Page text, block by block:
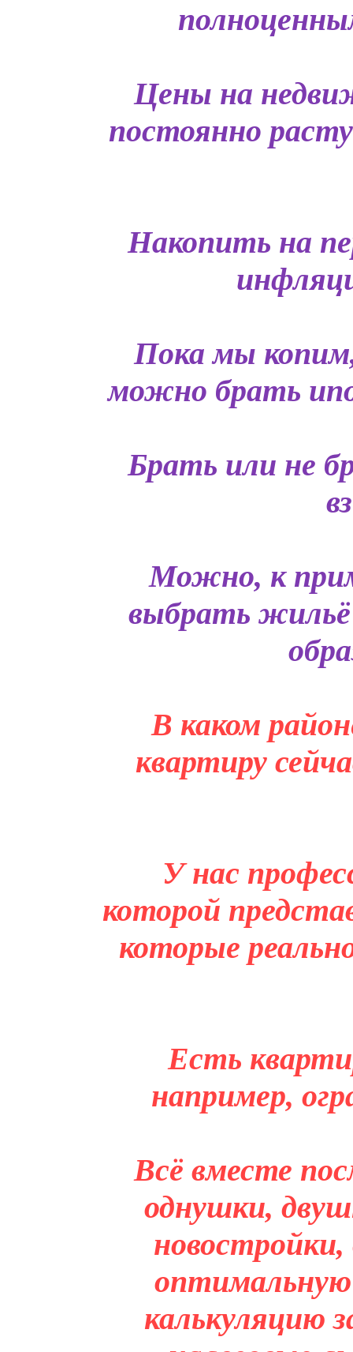
Цены на
постоянно
Накопить на
Пока мы
можно брать
Брать или не
Можно, к
выбрать
В каком
квартиру
У нас
которой
которые
Есть
например,
Всё вместе
однушки,
оптимальную
калькуляцию